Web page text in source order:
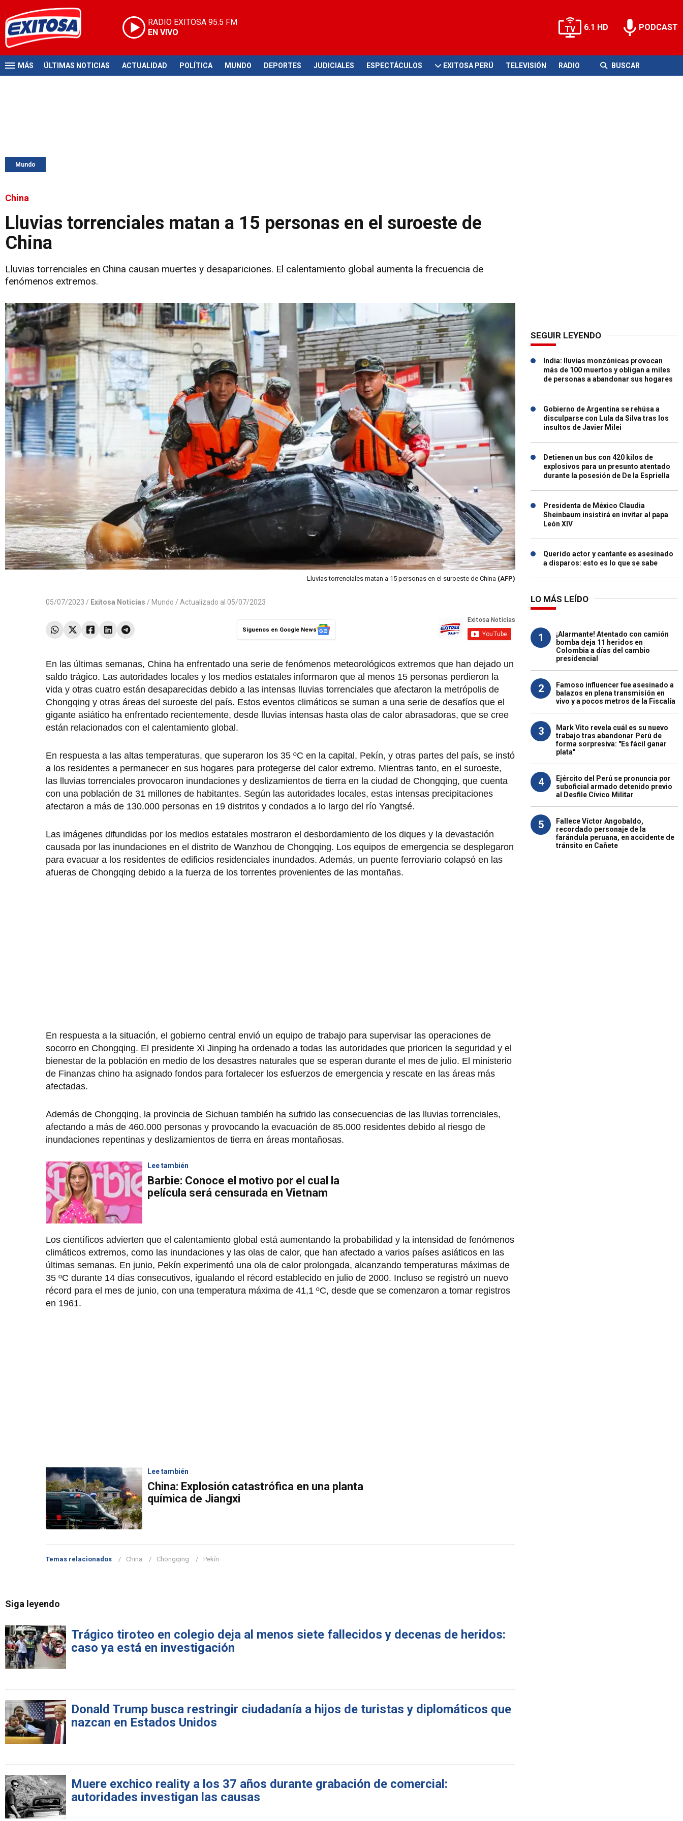
RADIO EXITOSA 95.5 FM
EN VIVO
6.1 HD PODCAST
MÁS ÚLTIMAS NOTICIAS ACTUALIDAD POLÍTICA MUNDO DEPORTES JUDICIALES ESPECTÁCULOS EXITOSA PERÚ TELEVISIÓN RADIO BUSCAR
Mundo
China
Lluvias torrenciales matan a 15 personas en el suroeste de
China
Lluvias torrenciales en China causan muertes y desapariciones. El calentamiento global aumenta la frecuencia de
fenómenos extremos.
Lluvias torrenciales matan a 15 personas en el suroeste de China (AFP)
05/07/2023 / Exitosa Noticias / Mundo / Actualizado al 05/07/2023
Síguenos en Google News
En las últimas semanas, China ha enfrentado una serie de fenómenos meteorológicos extremos que han dejado un
saldo trágico. Las autoridades locales y los medios estatales informaron que al menos 15 personas perdieron la
vida y otras cuatro están desaparecidas debido a las intensas lluvias torrenciales que afectaron la metrópolis de
Chongqing y otras áreas del suroeste del país. Estos eventos climáticos se suman a una serie de desafíos que el
gigante asiático ha enfrentado recientemente, desde lluvias intensas hasta olas de calor abrasadoras, que se cree
están relacionados con el calentamiento global.
En respuesta a las altas temperaturas, que superaron los 35 ºC en la capital, Pekín, y otras partes del país, se instó
a los residentes a permanecer en sus hogares para protegerse del calor extremo. Mientras tanto, en el suroeste,
las lluvias torrenciales provocaron inundaciones y deslizamientos de tierra en la ciudad de Chongqing, que cuenta
con una población de 31 millones de habitantes. Según las autoridades locales, estas intensas precipitaciones
afectaron a más de 130.000 personas en 19 distritos y condados a lo largo del río Yangtsé.
Las imágenes difundidas por los medios estatales mostraron el desbordamiento de los diques y la devastación
causada por las inundaciones en el distrito de Wanzhou de Chongqing. Los equipos de emergencia se desplegaron
para evacuar a los residentes de edificios residenciales inundados. Además, un puente ferroviario colapsó en las
afueras de Chongqing debido a la fuerza de los torrentes provenientes de las montañas.
En respuesta a la situación, el gobierno central envió un equipo de trabajo para supervisar las operaciones de
socorro en Chongqing. El presidente Xi Jinping ha ordenado a todas las autoridades que prioricen la seguridad y el
bienestar de la población en medio de los desastres naturales que se esperan durante el mes de julio. El ministerio
de Finanzas chino ha asignado fondos para fortalecer los esfuerzos de emergencia y rescate en las áreas más
afectadas.
Además de Chongqing, la provincia de Sichuan también ha sufrido las consecuencias de las lluvias torrenciales,
afectando a más de 460.000 personas y provocando la evacuación de 85.000 residentes debido al riesgo de
inundaciones repentinas y deslizamientos de tierra en áreas montañosas.
Lee también
Barbie: Conoce el motivo por el cual la
película será censurada en Vietnam
Los científicos advierten que el calentamiento global está aumentando la probabilidad y la intensidad de fenómenos
climáticos extremos, como las inundaciones y las olas de calor, que han afectado a varios países asiáticos en las
últimas semanas. En junio, Pekín experimentó una ola de calor prolongada, alcanzando temperaturas máximas de
35 ºC durante 14 días consecutivos, igualando el récord establecido en julio de 2000. Incluso se registró un nuevo
récord para el mes de junio, con una temperatura máxima de 41,1 ºC, desde que se comenzaron a tomar registros
en 1961.
Lee también
China: Explosión catastrófica en una planta
química de Jiangxi
Temas relacionados China Chongqing Pekín
Siga leyendo
Trágico tiroteo en colegio deja al menos siete fallecidos y decenas de heridos:
caso ya está en investigación
Donald Trump busca restringir ciudadanía a hijos de turistas y diplomáticos que
nazcan en Estados Unidos
Muere exchico reality a los 37 años durante grabación de comercial:
autoridades investigan las causas
SEGUIR LEYENDO
India: lluvias monzónicas provocan
más de 100 muertos y obligan a miles
de personas a abandonar sus hogares
Gobierno de Argentina se rehúsa a
disculparse con Lula da Silva tras los
insultos de Javier Milei
Detienen un bus con 420 kilos de
explosivos para un presunto atentado
durante la posesión de De la Espriella
Presidenta de México Claudia
Sheinbaum insistirá en invitar al papa
León XIV
Querido actor y cantante es asesinado
a disparos: esto es lo que se sabe
LO MÁS LEÍDO
1
¡Alarmante! Atentado con camión
bomba deja 11 heridos en
Colombia a días del cambio
presidencial
2
Famoso influencer fue asesinado a
balazos en plena transmisión en
vivo y a pocos metros de la Fiscalía
3
Mark Vito revela cuál es su nuevo
trabajo tras abandonar Perú de
forma sorpresiva: "Es fácil ganar
plata"
4
Ejército del Perú se pronuncia por
suboficial armado detenido previo
al Desfile Cívico Militar
5
Fallece Víctor Angobaldo,
recordado personaje de la
farándula peruana, en accidente de
tránsito en Cañete